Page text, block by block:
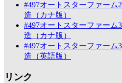
#497オートスターファーム
造（カナ版）
#497オートスターファーム
造（カナ版）
#497オートスターファーム
造（英語版）
リンク